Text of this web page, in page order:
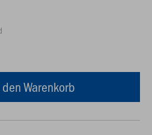
den Warenkorb